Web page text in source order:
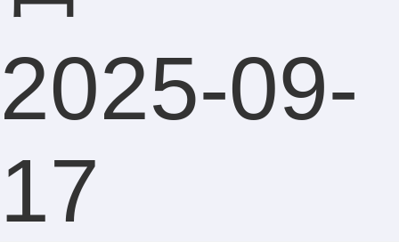
码从头
到尾分
2025-09-
17